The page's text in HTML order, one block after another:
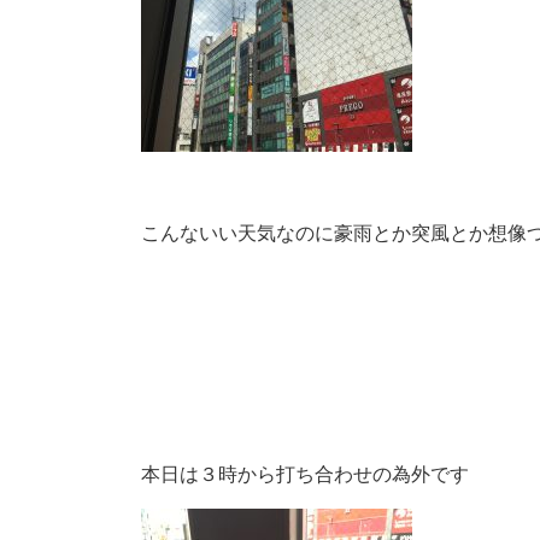
こんないい天気なのに豪雨とか突風とか想像
本日は３時から打ち合わせの為外です